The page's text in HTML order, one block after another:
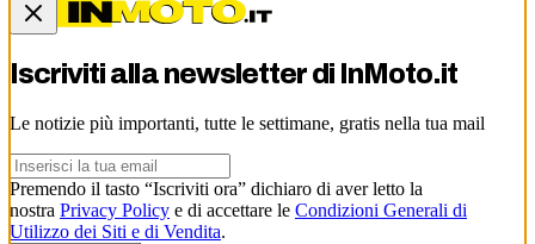
Iscriviti alla newsletter di InMoto.it
Le notizie più importanti, tutte le settimane, gratis nella tua mail
Premendo il tasto “Iscriviti ora” dichiaro di aver letto la
nostra Privacy Policy e di accettare le Condizioni Generali di
Utilizzo dei Siti e di Vendita.